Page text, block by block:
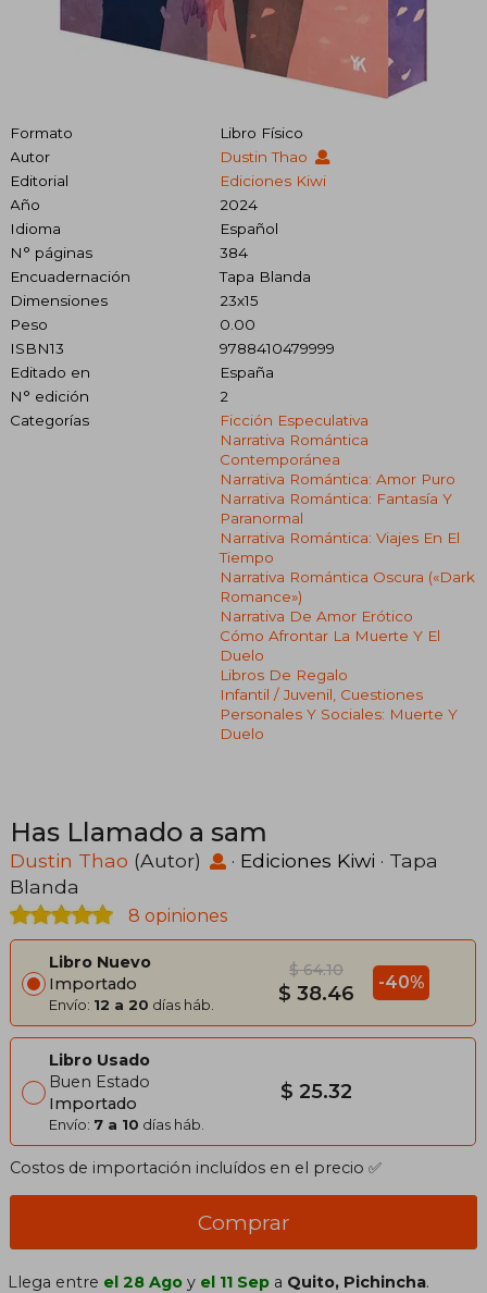
Formato
Libro Físico
Autor
Dustin Thao
Editorial
Ediciones Kiwi
Año
2024
Idioma
Español
N° páginas
384
Encuadernación
Tapa Blanda
Dimensiones
23x15
Peso
0.00
ISBN13
9788410479999
Editado en
España
N° edición
2
Categorías
Ficción Especulativa
Narrativa Romántica
Contemporánea
Narrativa Romántica: Amor Puro
Narrativa Romántica: Fantasía Y
Paranormal
Narrativa Romántica: Viajes En El
Tiempo
Narrativa Romántica Oscura («dark
Romance»)
Narrativa De Amor Erótico
Cómo Afrontar La Muerte Y El
Duelo
Libros De Regalo
Infantil / Juvenil, Cuestiones
Personales Y Sociales: Muerte Y
Duelo
Has Llamado a sam
Dustin Thao (Autor) · Ediciones Kiwi · Tapa
Blanda
8 opiniones
Libro Nuevo
Importado
Envío: 12 a 20 días háb.
$ 64.10
$ 38.46 -40%
Libro Usado
Buen Estado
Importado
Envío: 7 a 10 días háb.
$ 25.32
Costos de importación incluídos en el precio ✅
Comprar
Llega entre el 28 Ago y el 11 Sep a Quito, Pichincha.